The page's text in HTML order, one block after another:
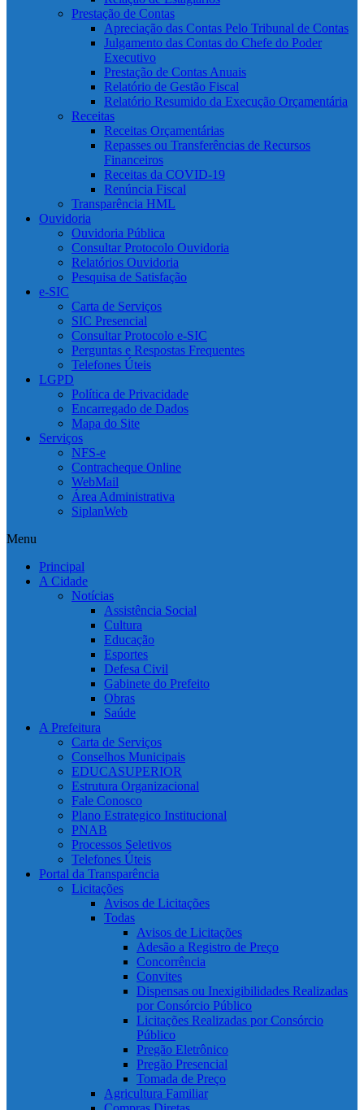
Prestação de Contas
Apreciação das Contas Pelo Tribunal de Contas
Julgamento das Contas do Chefe do Poder
Executivo
Prestação de Contas Anuais
Relatório de Gestão Fiscal
Relatório Resumido da Execução Orçamentária
Receitas
Receitas Orçamentárias
Repasses ou Transferências de Recursos
Financeiros
Receitas da COVID-19
Renúncia Fiscal
Transparência HML
Ouvidoria
Ouvidoria Pública
Consultar Protocolo Ouvidoria
Relatórios Ouvidoria
Pesquisa de Satisfação
e-SIC
Carta de Serviços
SIC Presencial
Consultar Protocolo e-SIC
Perguntas e Respostas Frequentes
Telefones Úteis
LGPD
Política de Privacidade
Encarregado de Dados
Mapa do Site
Serviços
NFS-e
Contracheque Online
WebMail
Área Administrativa
SiplanWeb
Menu
Principal
A Cidade
Notícias
Assistência Social
Cultura
Educação
Esportes
Defesa Civil
Gabinete do Prefeito
Obras
Saúde
A Prefeitura
Carta de Serviços
Conselhos Municipais
EDUCASUPERIOR
Estrutura Organizacional
Fale Conosco
Plano Estrategico Institucional
PNAB
Processos Seletivos
Telefones Úteis
Portal da Transparência
Licitações
Avisos de Licitações
Todas
Avisos de Licitações
Adesão a Registro de Preço
Concorrência
Convites
Dispensas ou Inexigibilidades Realizadas
por Consórcio Público
Licitações Realizadas por Consórcio
Público
Pregão Eletrônico
Pregão Presencial
Tomada de Preço
Agricultura Familiar